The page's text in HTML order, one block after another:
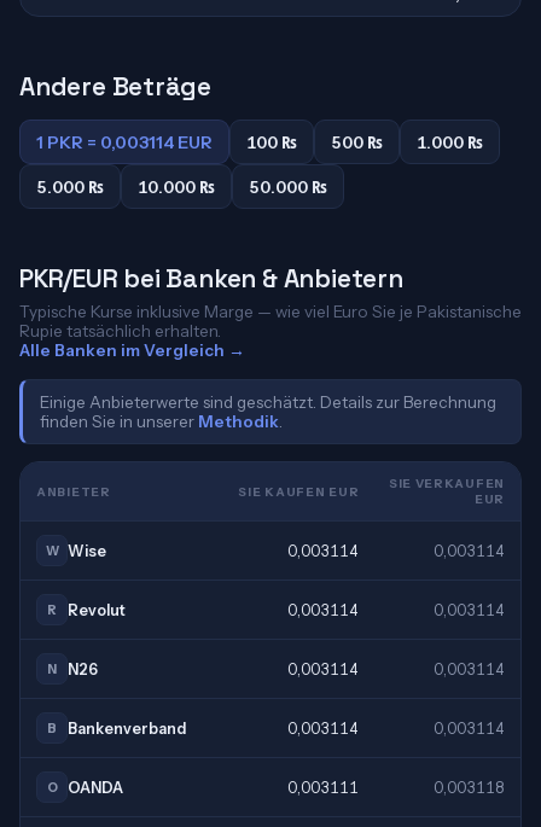
Andere Beträge
1 PKR = 0,003114 EUR 100 ₨ 500 ₨ 1.000 ₨
5.000 ₨ 10.000 ₨ 50.000 ₨
PKR/EUR bei Banken & Anbietern
Typische Kurse inklusive Marge — wie viel Euro Sie je Pakistanische
Rupie tatsächlich erhalten.
Alle Banken im Vergleich →
Einige Anbieterwerte sind geschätzt. Details zur Berechnung
finden Sie in unserer Methodik
ANBIETER SIE KAUFEN EUR
SIE VERKAUFEN
EUR
W Wise 0,003114 0,003114
R Revolut 0,003114 0,003114
N N26 0,003114 0,003114
B Bankenverband 0,003114 0,003114
O OANDA 0,003111 0,003118